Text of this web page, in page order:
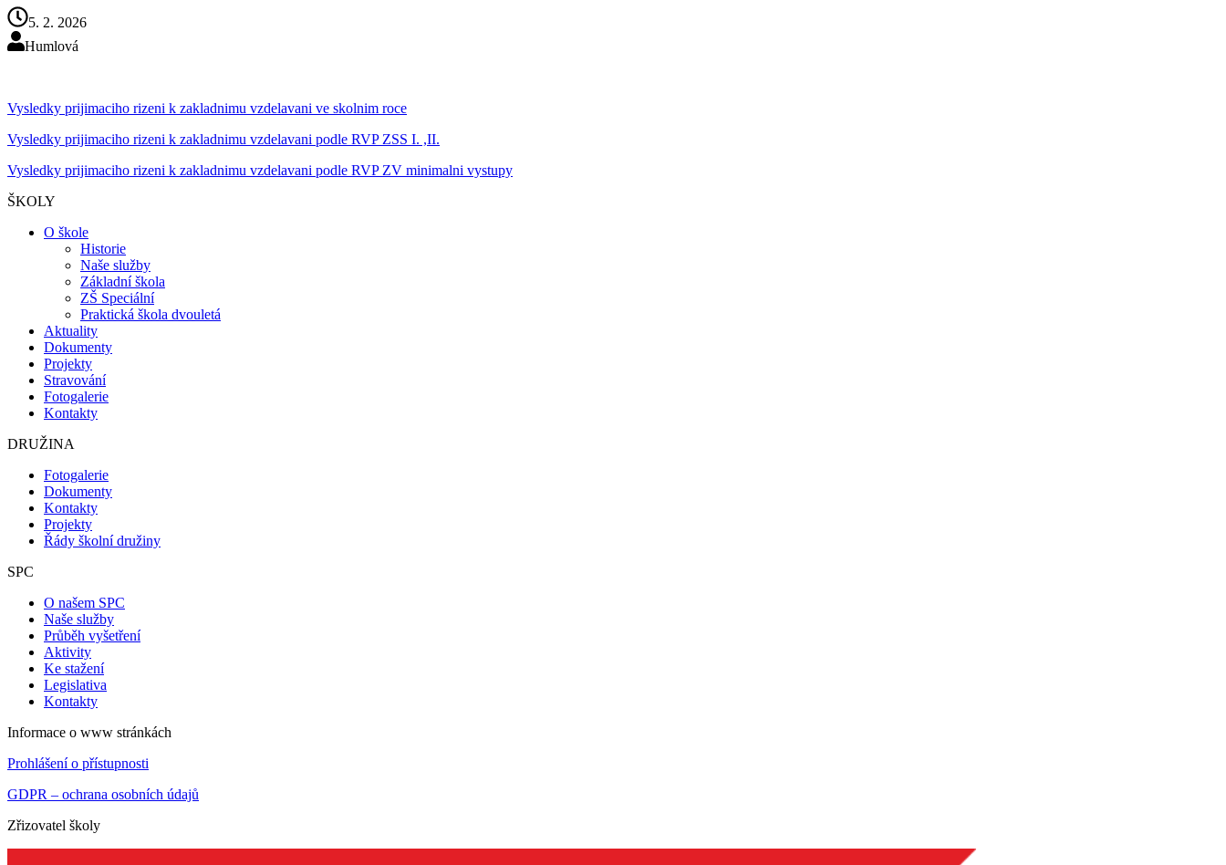
5. 2. 2026
Humlová
Vysledky prijimaciho rizeni k zakladnimu vzdelavani ve skolnim roce
Vysledky prijimaciho rizeni k zakladnimu vzdelavani podle RVP ZSS I. ,II.
Vysledky prijimaciho rizeni k zakladnimu vzdelavani podle RVP ZV minimalni vystupy
ŠKOLY
O škole
Historie
Naše služby
Základní škola
ZŠ Speciální
Praktická škola dvouletá
Aktuality
Dokumenty
Projekty
Stravování
Fotogalerie
Kontakty
DRUŽINA
Fotogalerie
Dokumenty
Kontakty
Projekty
Řády školní družiny
SPC
O našem SPC
Naše služby
Průběh vyšetření
Aktivity
Ke stažení
Legislativa
Kontakty
Informace o www stránkách
Prohlášení o přístupnosti
GDPR – ochrana osobních údajů
Zřizovatel školy